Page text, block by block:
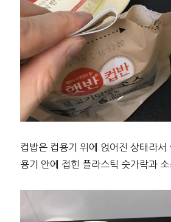
컵밥은 컵용기 위에 얹어진 상태라서
용기 안에 접힌 플라스틱 숫가락과 소